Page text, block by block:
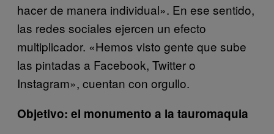
hacer de manera individual». En ese sentido,
las redes sociales ejercen un efecto
multiplicador. «Hemos visto gente que sube
las pintadas a Facebook, Twitter o
Instagram», cuentan con orgullo.
Objetivo: el monumento a la tauromaquia